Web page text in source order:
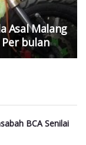
Asal Malang
Per bulan
BCA Senilai